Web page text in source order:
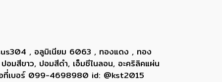
, อลูมิเนียม 6063 , ทองแดง , ทอง
มสีขาว, ปอมสีดำ, เอ็มซีไนลอน, อะคริลิคแผ่น
ต่อที่เบอร์ 099-4698980 id: @kst2015